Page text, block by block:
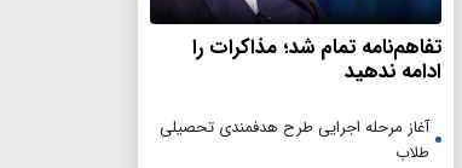
تفاهم‌نامه تمام شد؛ مذاکرات را
ادامه ندهید
آغاز مرحله اجرایی طرح هدفمندی تحصیلی
طلاب